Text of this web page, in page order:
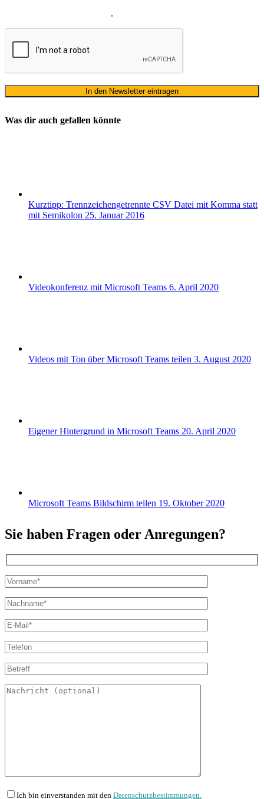
.
Was dir auch gefallen könnte
Kurztipp: Trennzeichengetrennte CSV Datei mit Komma statt
mit Semikolon 25. Januar 2016
Videokonferenz mit Microsoft Teams 6. April 2020
Videos mit Ton über Microsoft Teams teilen 3. August 2020
Eigener Hintergrund in Microsoft Teams 20. April 2020
Microsoft Teams Bildschirm teilen 19. Oktober 2020
Sie haben Fragen oder Anregungen?
Ich bin einverstanden mit den Datenschutzbestimmungen.